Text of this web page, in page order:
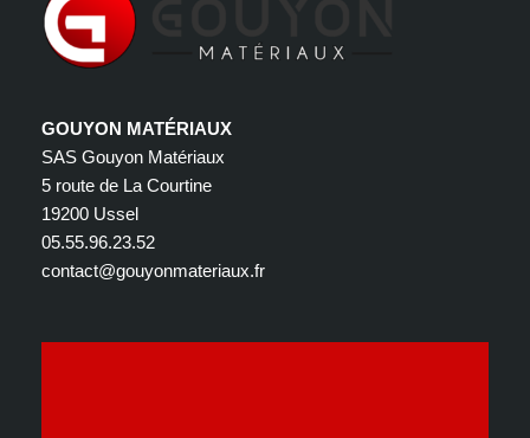
GOUYON MATÉRIAUX
SAS Gouyon Matériaux
5 route de La Courtine
19200 Ussel
05.55.96.23.52
contact@gouyonmateriaux.fr